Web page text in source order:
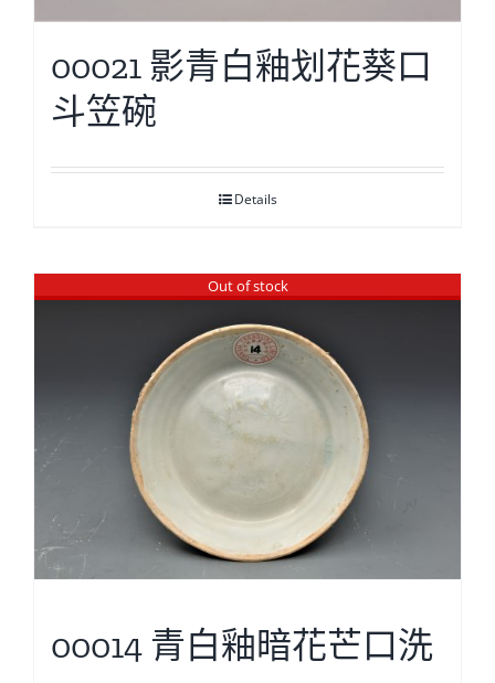
00021 影青白釉划花葵口
斗笠碗
Details
Out of stock
00014 青白釉暗花芒口洗